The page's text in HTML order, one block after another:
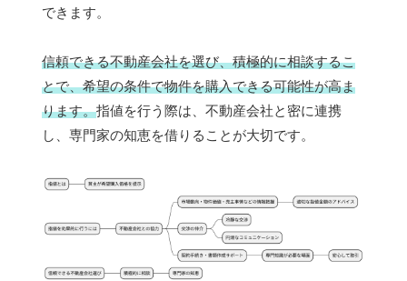
できます。
信頼できる不動産会社を選び、積極的に相談するこ
とで、希望の条件で物件を購入できる可能性が高ま
ります。指値を行う際は、不動産会社と密に連携
し、専門家の知恵を借りることが大切です。